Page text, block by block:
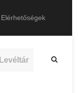
Elérhetőségek
Levéltár